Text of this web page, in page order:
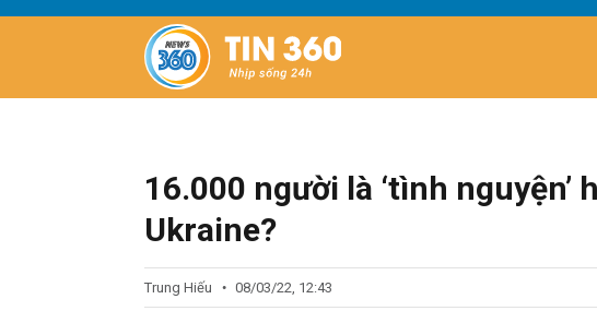
16.000 người là ‘tình nguyện’
Ukraine?
Trung Hiếu 08/03/22, 12:43